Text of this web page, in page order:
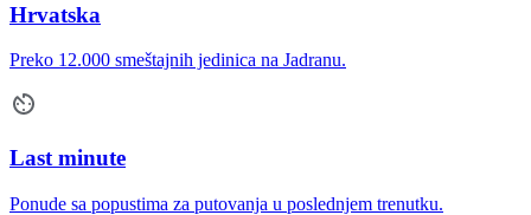
Hrvatska
Preko 12.000 smeštajnih jedinica na Jadranu.
Last minute
Ponude sa popustima za putovanja u poslednjem trenutku.